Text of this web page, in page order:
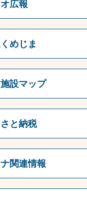
広報
めじま
設マップ
と納税
関連情報